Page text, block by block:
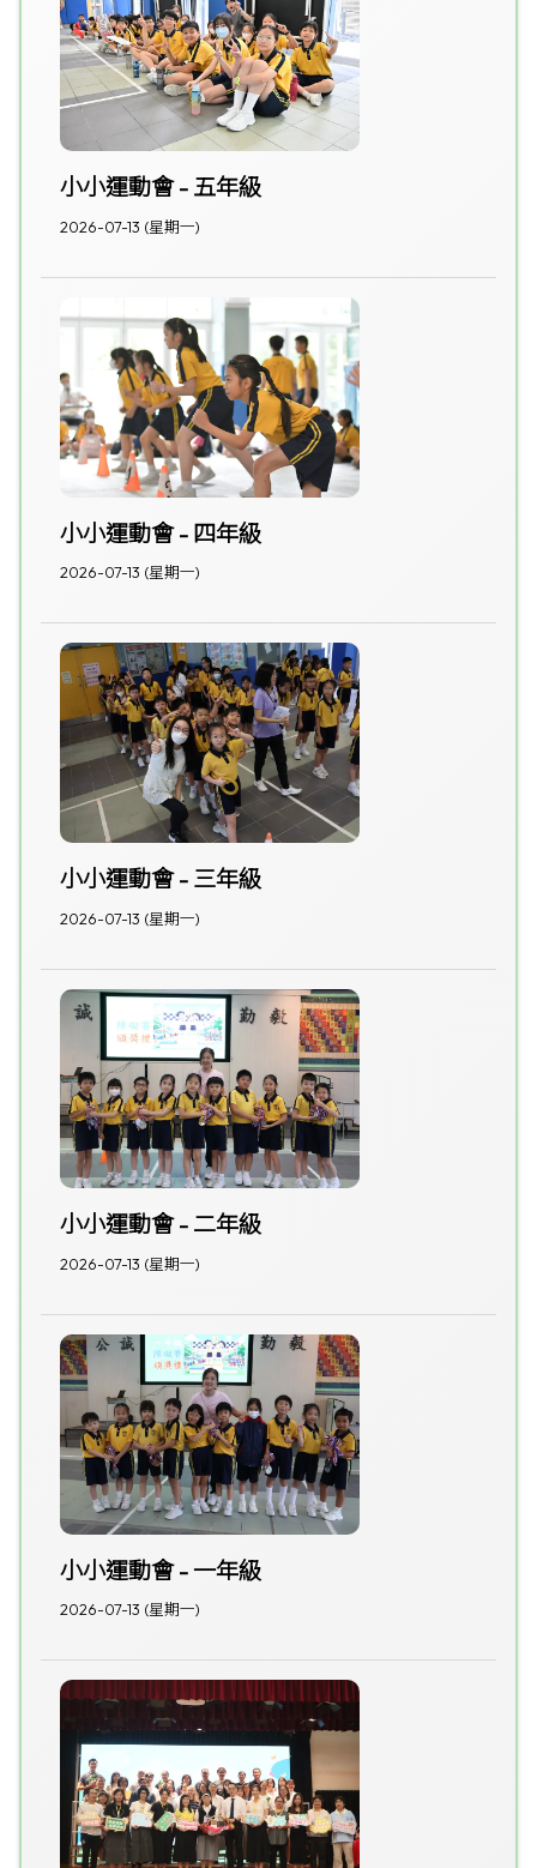
小小運動會 - 五年級
2026-07-13 (星期一)
小小運動會 - 四年級
2026-07-13 (星期一)
小小運動會 - 三年級
2026-07-13 (星期一)
小小運動會 - 二年級
2026-07-13 (星期一)
小小運動會 - 一年級
2026-07-13 (星期一)